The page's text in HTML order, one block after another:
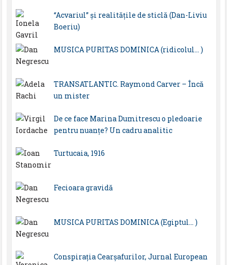
“Acvariul” și realitățile de sticlă (Dan-Liviu
Boeriu)
MUSICA PURITAS DOMINICA (ridicolul… )
TRANSATLANTIC. Raymond Carver – Încă
un mister
De ce face Marina Dumitrescu o pledoarie
pentru nuanțe? Un cadru analitic
Turtucaia, 1916
Fecioara gravidă
MUSICA PURITAS DOMINICA (Egiptul… )
Conspirația Cearșafurilor, Jurnal European